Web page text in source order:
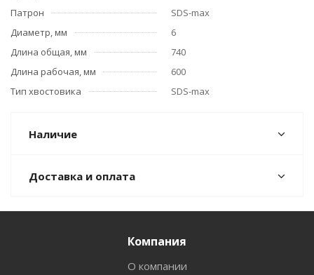
Патрон
SDS-max
Диаметр, мм
6
Длина общая, мм
740
Длина рабочая, мм
600
Тип хвостовика
SDS-max
Наличие
Доставка и оплата
Компания
О компании